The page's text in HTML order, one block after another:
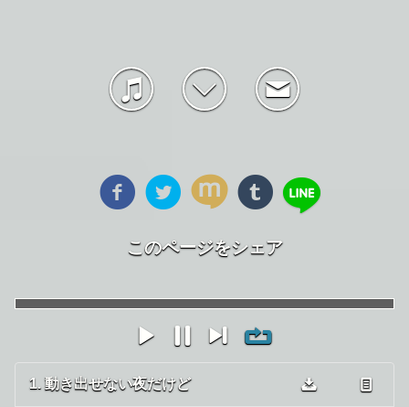
このページをシェア
1. 動き出せない夜だけど